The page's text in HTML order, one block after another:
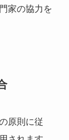
家の協力を
原則に従